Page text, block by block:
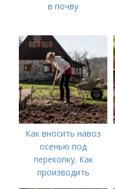
в почву
Как вносить навоз
осенью под
перекопку. Как
производить